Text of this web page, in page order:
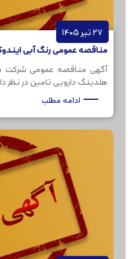
27 تیر 1405
مناقصه عمومی رنگ آبی ایندوکارمین
آگهی مناقصه عمومی شرکت
هلدینگ دارویی تامین در نظر
ادامه مطلب